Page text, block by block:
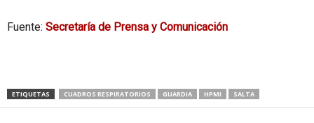
Fuente: Secretaría de Prensa y Comunicación
ETIQUETAS CUADROS RESPIRATORIOS GUARDIA HPMI SALTA